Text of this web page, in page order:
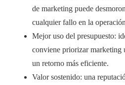
de marketing puede
cualquier fallo en la
Mejor uso del presupuesto:
conviene priorizar marketing
un retorno más eficiente.
Valor sostenido: una